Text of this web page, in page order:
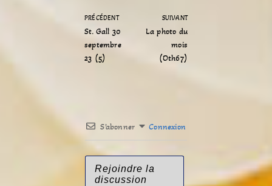
PRÉCÉDENT
St. Gall 30
septembre
23 (5)
SUIVANT
La photo du
mois
(Oth67)
S’abonner Connexion